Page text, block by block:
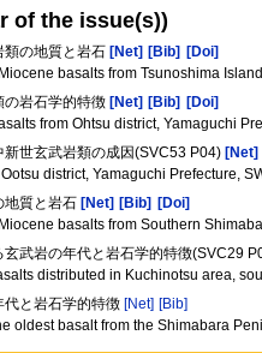
of the issue(s))
類の地質と岩石 [Net] [Bib]
[Doi]
basalts from Tsunoshima
の岩石学的特徴 [Net] [Bib]
[Doi]
from Ohtsu district, Yamaguchi
世玄武岩類の成因(SVC53 P04) [Net]
district, Yamaguchi Prefecture,
地質と岩石 [Net] [Bib]
[Doi]
basalts from Southern
武岩の年代と岩石学的特徴(SVC29
distributed in Kuchinotsu area,
と岩石学的特徴 [Net] [Bib]
oldest basalt from the Shimabara